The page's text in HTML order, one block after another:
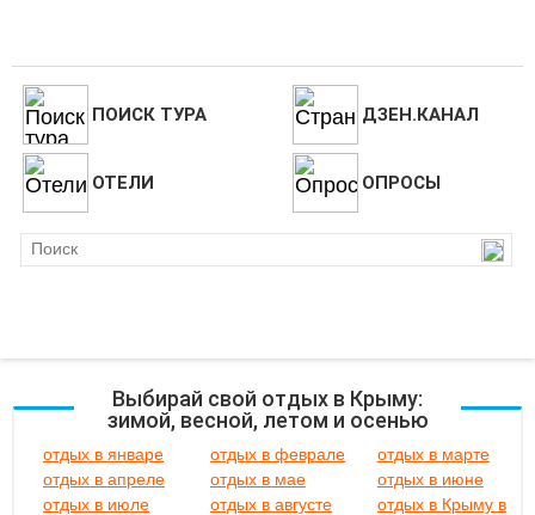
ПОИСК ТУРА ДЗЕН.КАНАЛ
ОТЕЛИ ОПРОСЫ
Выбирай свой отдых в Крыму:
зимой, весной, летом и осенью
отдых в январе отдых в феврале
отдых в марте
отдых в апреле
отдых в мае
отдых в июне
отдых в июле
отдых в августе
отдых в Крыму в